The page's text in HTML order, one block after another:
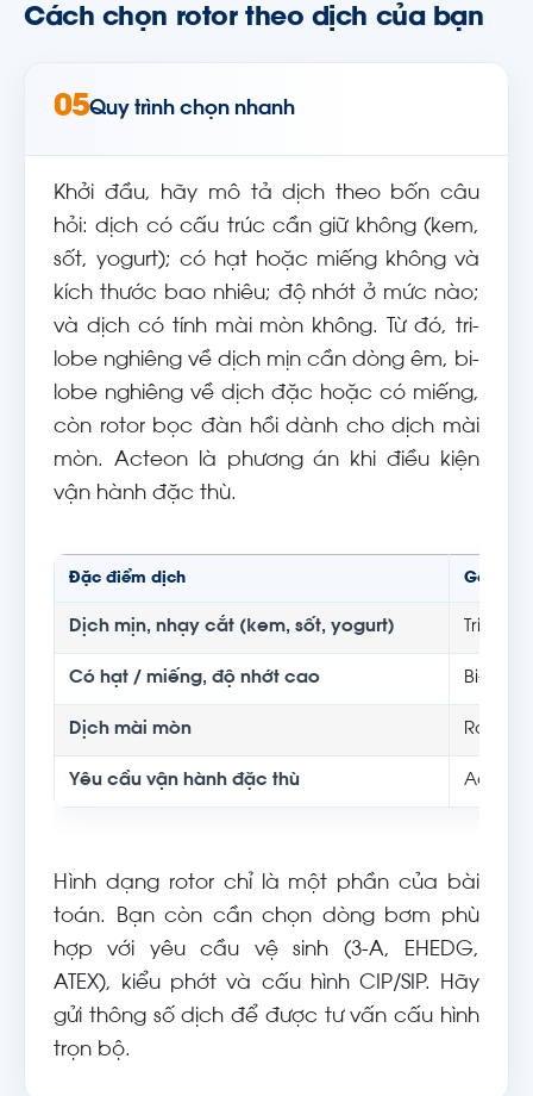
Cách chọn rotor theo dịch của bạn
05Quy trình chọn nhanh
Khởi đầu, hãy mô tả dịch theo bốn câu
hỏi: dịch có cấu trúc cần giữ không (kem,
sốt, yogurt); có hạt hoặc miếng không và
kích thước bao nhiêu; độ nhớt ở mức nào;
và dịch có tính mài mòn không. Từ đó, tri-
lobe nghiêng về dịch mịn cần dòng êm, bi-
lobe nghiêng về dịch đặc hoặc có miếng,
còn rotor bọc đàn hồi dành cho dịch mài
mòn. Acteon là phương án khi điều kiện
vận hành đặc thù.
Đặc điểm dịch Gợi ý
Dịch mịn, nhạy cắt (kem, sốt, yogurt) Tri-lobe
Có hạt / miếng, độ nhớt cao Bi-lobe
Dịch mài mòn Rotor
Yêu cầu vận hành đặc thù Acteon
Hình dạng rotor chỉ là một phần của bài
toán. Bạn còn cần chọn dòng bơm phù
hợp với yêu cầu vệ sinh (3-A, EHEDG,
ATEX), kiểu phớt và cấu hình CIP/SIP. Hãy
gửi thông số dịch để được tư vấn cấu hình
trọn bộ.